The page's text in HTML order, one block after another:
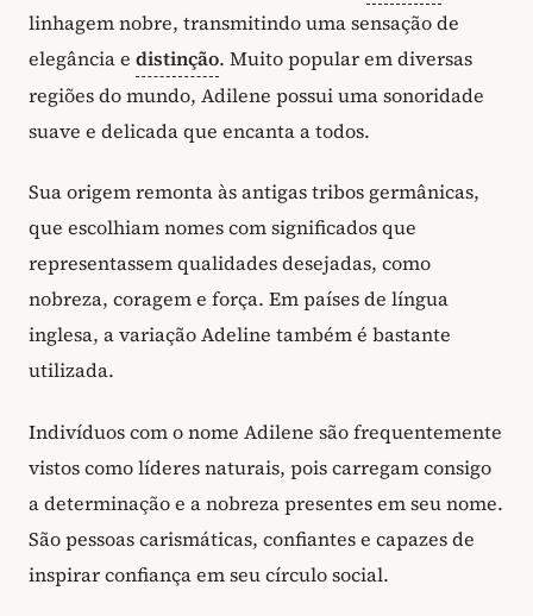
linhagem nobre, transmitindo uma sensação de
elegância e distinção. Muito popular em diversas
regiões do mundo, Adilene possui uma sonoridade
suave e delicada que encanta a todos.
Sua origem remonta às antigas tribos germânicas,
que escolhiam nomes com significados que
representassem qualidades desejadas, como
nobreza, coragem e força. Em países de língua
inglesa, a variação Adeline também é bastante
utilizada.
Indivíduos com o nome Adilene são frequentemente
vistos como líderes naturais, pois carregam consigo
a determinação e a nobreza presentes em seu nome.
São pessoas carismáticas, confiantes e capazes de
inspirar confiança em seu círculo social.